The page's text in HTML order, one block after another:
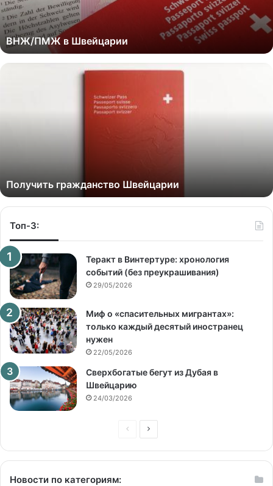
ВНЖ/ПМЖ в Швейцарии
Получить гражданство Швейцарии
Топ-3:
Теракт в Винтертуре: хронология
событий (без преукрашивания)
29/05/2026
Миф о «спасительных мигрантах»:
только каждый десятый иностранец
нужен
22/05/2026
Сверхбогатые бегут из Дубая в
Швейцарию
24/03/2026
Предыдущая
Следующая
Новости по категориям: